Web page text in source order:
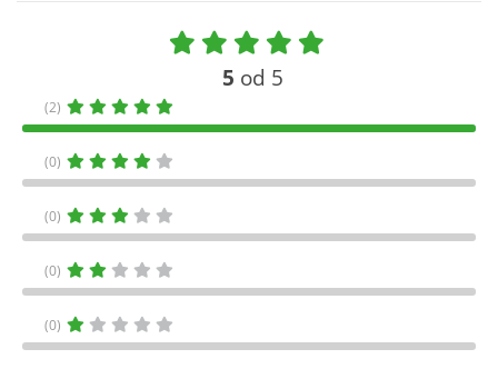
5 od 5
(2)
(0)
(0)
(0)
(0)